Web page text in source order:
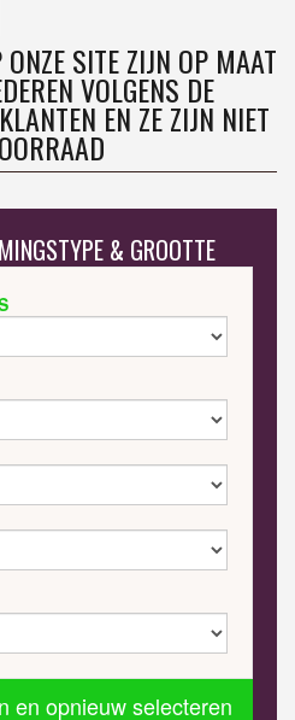
SITE ZIJN OP MAAT
VOLGENS DE
EN ZE ZIJN NIET
& GROOTTE
en opnieuw selecteren